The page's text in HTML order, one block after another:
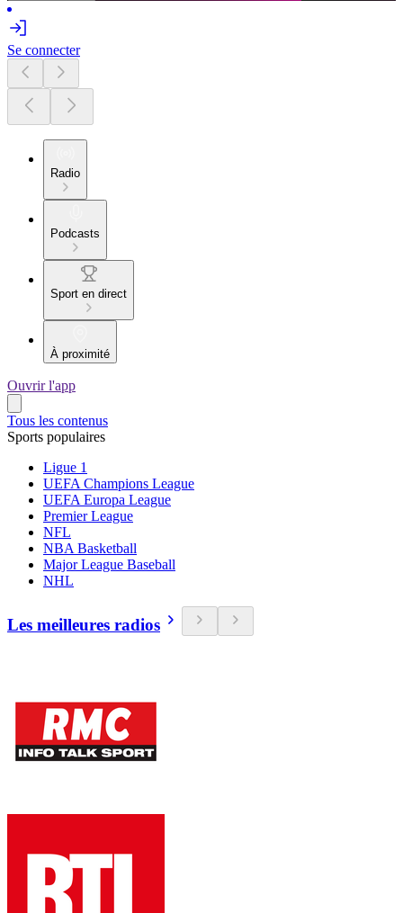
Se connecter
Radio
Podcasts
Sport en direct
À proximité
Ouvrir l'app
Tous les contenus
Sports populaires
Ligue 1
UEFA Champions League
UEFA Europa League
Premier League
NFL
NBA Basketball
Major League Baseball
NHL
Les meilleures radios